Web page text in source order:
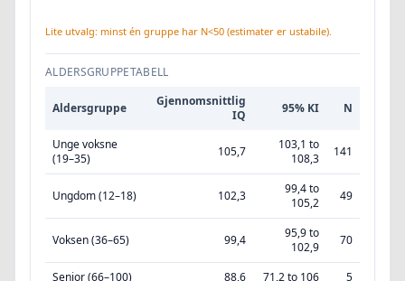
Lite utvalg: minst én gruppe har N<50 (estimater er ustabile).
ALDERSGRUPPETABELL
Aldersgruppe
Gjennomsnittlig
IQ
95% KI N
Unge voksne
(19–35)
105,7
103,1 to
108,3
141
Ungdom (12–18) 102,3
99,4 to
105,2
49
Voksen (36–65) 99,4
95,9 to
102,9
70
Senior (66–100) 88,6 71,2 to 106 5